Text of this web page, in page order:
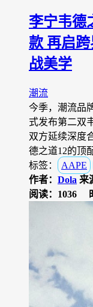
李宁韦德
款 再启
战美学
潮流
今季，潮流品
式发布第二双
双方延续深度
德之道12的顶
标签：
AAPE
作者： Dola 来
阅读：1036